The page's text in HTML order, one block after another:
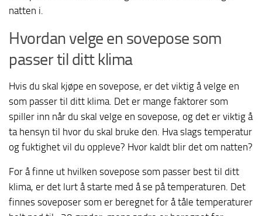
natten i.
Hvordan velge en sovepose som
passer til ditt klima
Hvis du skal kjøpe en sovepose, er det viktig å velge en
som passer til ditt klima. Det er mange faktorer som
spiller inn når du skal velge en sovepose, og det er viktig å
ta hensyn til hvor du skal bruke den. Hva slags temperatur
og fuktighet vil du oppleve? Hvor kaldt blir det om natten?
For å finne ut hvilken sovepose som passer best til ditt
klima, er det lurt å starte med å se på temperaturen. Det
finnes soveposer som er beregnet for å tåle temperaturer